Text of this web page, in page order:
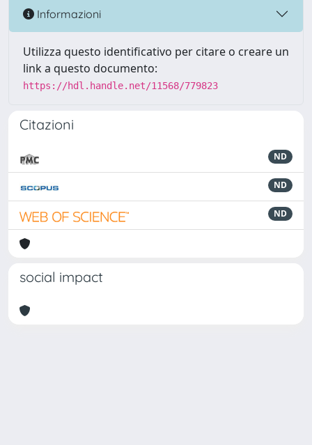
Informazioni
Utilizza questo identificativo per citare o creare un
link a questo documento:
https://hdl.handle.net/11568/779823
Citazioni
ND
ND
ND
social impact